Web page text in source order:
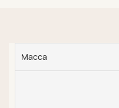
Масса